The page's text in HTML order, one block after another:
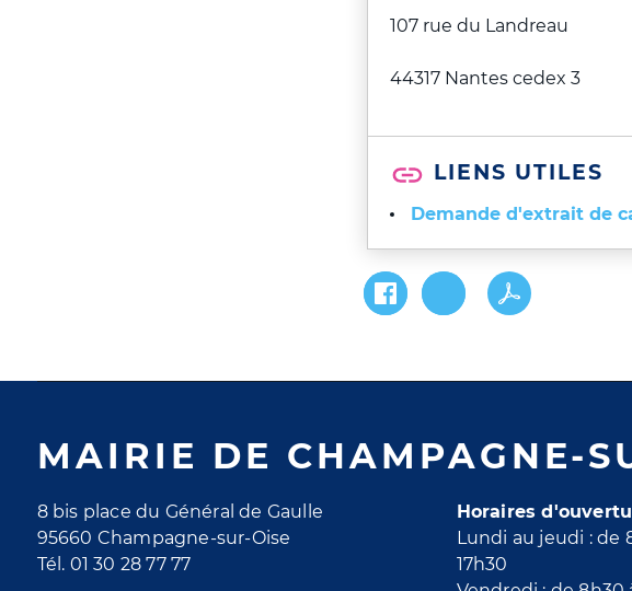
107 rue du Landreau
44317 Nantes cedex 3
LIENS UTILES
Demande d'extrait de
MAIRIE DE CHAMPAGNE-
8 bis place du Général de Gaulle
95660 Champagne-sur-Oise
Tél. 01 30 28 77 77
Horaires
Lundi au jeudi : de
17h30